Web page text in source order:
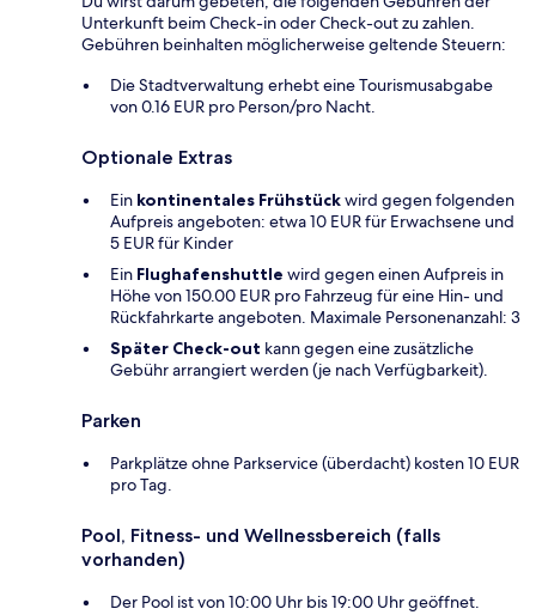
Unterkunft beim Check-in oder Check-out zu zahlen.
Gebühren beinhalten möglicherweise geltende Steuern:
Die Stadtverwaltung erhebt eine Tourismusabgabe
von 0.16 EUR pro Person/pro Nacht.
Optionale Extras
Ein kontinentales Frühstückwird gegen folgenden
Aufpreis angeboten: etwa 10 EUR für Erwachsene und
5 EUR für Kinder
Ein Flughafenshuttle wird gegen einen Aufpreis in
Höhe von 150.00 EUR pro Fahrzeug für eine Hin- und
Rückfahrkarte angeboten. Maximale Personenanzahl: 3
Später Check-out kann gegen eine zusätzliche
Gebühr arrangiert werden (je nach Verfügbarkeit).
Parken
Parkplätze ohne Parkservice (überdacht) kosten 10 EUR
pro Tag.
Pool, Fitness- und Wellnessbereich (falls
vorhanden)
Der Pool ist von 10:00 Uhr bis 19:00 Uhr geöffnet.